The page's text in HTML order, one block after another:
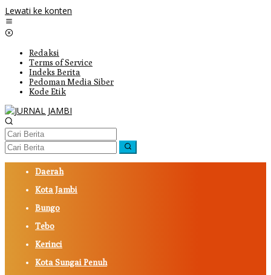
Lewati ke konten
Redaksi
Terms of Service
Indeks Berita
Pedoman Media Siber
Kode Etik
Daerah
Kota Jambi
Bungo
Tebo
Kerinci
Kota Sungai Penuh